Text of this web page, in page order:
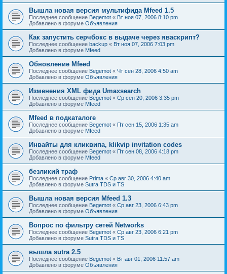
Вышла новая версия мультифида Mfeed 1.5
Последнее сообщение Begemot « Вт ноя 07, 2006 8:10 pm
Добавлено в форуме Объявления
Как запустить серчбокс в выдаче через яваскрипт?
Последнее сообщение backup « Вт ноя 07, 2006 7:03 pm
Добавлено в форуме Mfeed
Обновление Mfeed
Последнее сообщение Begemot « Чт сен 28, 2006 4:50 am
Добавлено в форуме Объявления
Изменения XML фида Umaxsearch
Последнее сообщение Begemot « Ср сен 20, 2006 3:35 pm
Добавлено в форуме Mfeed
Mfeed в подкаталоге
Последнее сообщение Begemot « Пт сен 15, 2006 1:35 am
Добавлено в форуме Mfeed
Инвайты для кликвипа, klikvip invitation codes
Последнее сообщение Begemot « Пт сен 08, 2006 4:18 pm
Добавлено в форуме Mfeed
безликий траф
Последнее сообщение Prima « Ср авг 30, 2006 4:40 am
Добавлено в форуме Sutra TDS и TS
Вышла новая версия Mfeed 1.3
Последнее сообщение Begemot « Ср авг 23, 2006 6:43 pm
Добавлено в форуме Объявления
Вопрос по фильтру сетей Networks
Последнее сообщение Begemot « Ср авг 23, 2006 6:21 pm
Добавлено в форуме Sutra TDS и TS
вышла sutra 2.5
Последнее сообщение Begemot « Вт авг 01, 2006 11:57 am
Добавлено в форуме Объявления